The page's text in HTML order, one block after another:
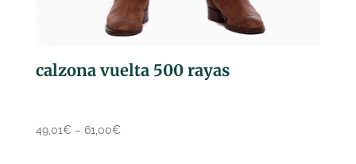
calzona vuelta 500 rayas
49,01€– 61,00€